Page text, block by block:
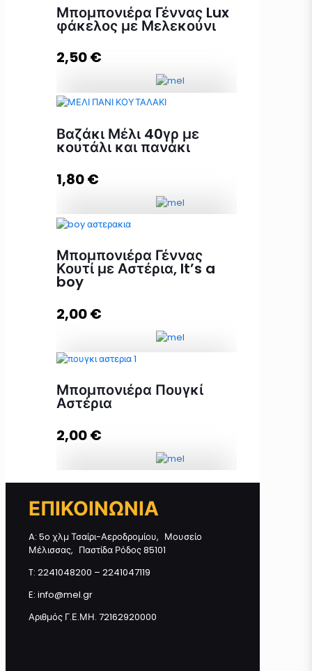
Μπομπονιέρα Γέννας Lux
φάκελος με Μελεκούνι
2,50€
με Μελεκούνι ποσότητα
Προσθήκη στο καλάθι
Βαζάκι Μέλι 40γρ με
κουτάλι και πανάκι
1,80€
πανάκι ποσότητα
Μπομπονιέρα Γέννας
Κουτί με Αστέρια, It’s a
boy
2,00€
Μπομπονιέρα Γέννας Κουτί με
Αστέρια, It's a boy ποσότητα
Προσθήκη στο καλάθι
Μπομπονιέρα Πουγκί
Αστέρια
2,00€
ποσότητα
ΕΠΙΚΟΙΝΩΝΙΑ
A: 5ο χλμ Τσαίρι-Αεροδρομίου, Μουσείο
Μέλισσας, Παστίδα Ρόδος 85101
T: 2241048200 – 2241047119
E: info@mel.gr
Αριθμός Γ.Ε.ΜΗ. 72162920000